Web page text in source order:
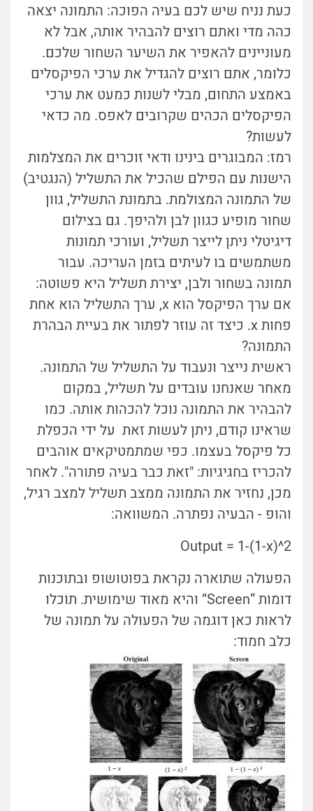
כעת נניח שיש לכם בעיה הפוכה: התמונה יצאה
כהה מדי ואתם רוצים להבהיר אותה, אבל לא
מעוניינים להאפיר את השיער השחור שלכם.
כלומר, אתם רוצים להגדיל את ערכי הפיקסלים
באמצע התחום, מבלי לשנות כמעט את ערכי
הפיקסלים הכהים שקרובים לאפס. מה כדאי
לעשות?
רמז: המבוגרים בינינו ודאי זוכרים את המצלמות
הישנות עם הפילם שהכיל את התשליל (הנגטיב)
של התמונה המצולמת. בתמונת התשליל, גוון
שחור מופיע כגוון לבן ולהיפך. גם בצילום
דיגיטלי ניתן לייצר תשליל, ועורכי תמונות
משתמשים בו לעיתים בזמן העריכה. עבור
תמונה בשחור ולבן, יצירת תשליל היא פשוטה:
אם ערך הפיקסל הוא x, ערך התשליל הוא אחת
פחות x. כיצד זה עוזר לפתור את בעיית הבהרת
התמונה?
ראשית נייצר ונעבוד על התשליל של התמונה.
מאחר שאנחנו עובדים על תשליל, במקום
להבהיר את התמונה נוכל להכהות אותה. כמו
שראינו קודם, ניתן לעשות זאת על ידי הכפלת
כל פיקסל בעצמו. כפי שמתמטיקאים אוהבים
להכריז בחגיגיות: "זאת כבר בעיה פתורה". לאחר
מכן, נחזיר את התמונה ממצב תשליל למצב רגיל,
והופ - הבעיה נפתרה. המשוואה:
Output = 1-(1-x)^2
הפעולה שתוארה נקראת בפוטושופ ובתוכנות
דומות “Screen” והיא מאוד שימושית. תוכלו
לראות כאן דוגמה של הפעולה על תמונה של
כלב חמוד: